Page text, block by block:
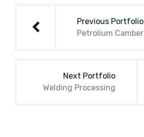
entradas
Previous Portfolio
Petrolium Camber
Next Portfolio
Welding Processing